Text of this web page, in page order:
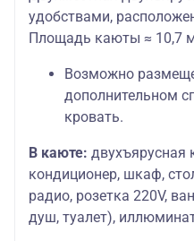
удобствами,
Площадь каюты ≈ 10,7
Возможно
дополнительном
кровать.
В каюте: двухъярусная
кондиционер, шкаф,
радио, розетка 220V,
душ, туалет),